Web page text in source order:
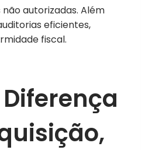
autorizadas. Além
eficientes,
fiscal.